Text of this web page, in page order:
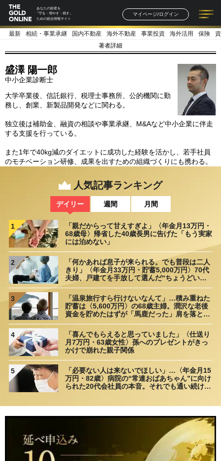
あなたの財産を
「守る・増やす・残す」
ための総合情報サイト
マイページ/ログイン
記事一覧 連載一覧
著者一覧 書籍一覧
最新 相続・事業承継 国内不動産 海外不動産 事業投資 海外活用 保険
著者詳細
盛澤 陽一郎
中小企業診断士
大学卒業後、信託銀行、税理士事務所、公的機関に勤
務し、創業、新製品開発などに関わる。
独立後は補助金、融資の相談や事業承継、M&Aなど中小企業に伴走
する支援を行っている。
また1年で40kg減のダイエットに成功した経験を活かし、若手社員
のモチベーション研修、成果を出すための組織づくりにも携わる。
人気記事ランキング
デイリー 週間 月間
1
「親だからって甘えすぎよ」〈年金月13万円・
68歳母〉帰省した40歳長男に告げた「もう実家
には泊めない」
2
「何かあれば息子が来られる。でも普段は二人
きり」〈年金月33万円・貯蓄5,000万円〉70代
夫婦、戸建てを手放して選んだ“ちょうどいい
3
「温泉旅行すら行けないなんて」…積み重ねた
貯蓄は〈5,600万円〉の68歳主婦。潤沢な老後
資金を貯めたはずが「馬鹿だった」肩を落とす
4
「喜んでもらえると思っていました」〈仕送り
月7万円・63歳女性〉孫へのプレゼントがきっ
かけで崩れた親子関係
5
「必要ない人は来ないでほしい」…〈年金月15
万円・82歳〉病院の“常連おばあちゃん”に向け
られた20代会社員の本音。それでも通い続ける